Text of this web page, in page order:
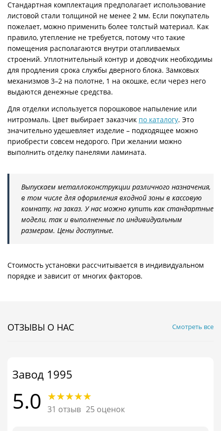
Стандартная комплектация предполагает использование
листовой стали толщиной не менее 2 мм. Если покупатель
пожелает, можно применить более толстый материал. Как
правило, утепление не требуется, потому что такие
помещения располагаются внутри отапливаемых
строений. Уплотнительный контур и доводчик необходимы
для продления срока службы дверного блока. Замковых
механизмов 3–2 на полотне, 1 на окошке, если через него
выдаются денежные средства.
Для отделки используется порошковое напыление или
нитроэмаль. Цвет выбирает заказчик по каталогу. Это
значительно удешевляет изделие – подходящее можно
приобрести совсем недорого. При желании можно
выполнить отделку панелями ламината.
Выпускаем металлоконструкции различного назначения,
в том числе для оформления входной зоны в кассовую
комнату, на заказ. У нас можно купить как стандартные
модели, так и выполненные по индивидуальным
размерам. Цены доступные.
Стоимость установки рассчитывается в индивидуальном
порядке и зависит от многих факторов.
ОТЗЫВЫ О НАС Смотреть все
Завод 1995
5.0 31 отзыв 25 оценок